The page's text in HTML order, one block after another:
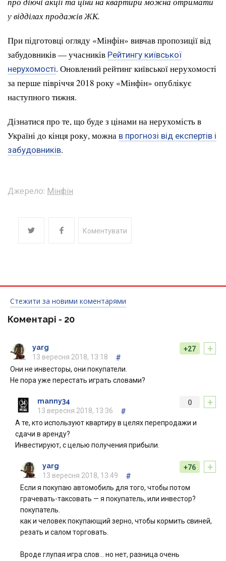
у відділах продажів ЖК.
При підготовці огляду «Мінфін» вивчав пропозиції від
забудовників — учасників Рейтингу київської
нерухомості. Оновлений рейтинг київської нерухомості
за перше півріччя 2018 року «Мінфін» опублікує
наступного тижня.
Дізнатися про те, що буде з цінами на нерухомість в
Україні до кінця року, можна в прогнозі від експертів і
забудовників.
Джерело: Мінфін
Коментувати
Стежити за новими коментарями
Коментарі - 20
+
+27
yarg
13 вересня 2018, 13:18
#
Они не инвесторы, они покупатели.
Не пора уже перестать играть словами?
+
0
manny34
13 вересня 2018, 13:36
#
А те, кто используют квартиру в целях перепродажи и
сдачи в аренду?
Инвестируют, с целью получения прибыли.
+
+76
yarg
13 вересня 2018, 13:49
#
Если я покупаю автомобиль для того, чтобы потом
грачевать-таксовать — я покупатель, или инвестор?
покупатель.
как и человек покупающий зерно, чтобы кормить свиней,
резать и салом торговать.
Вроде глупая игра слов… но нет, разница очень